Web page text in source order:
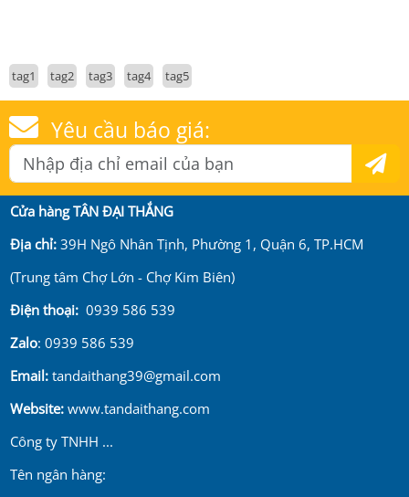
tag1 tag2 tag3 tag4 tag5
Yêu cầu báo giá:
Cửa hàng TÂN ĐẠI THẮNG
Địa chỉ:39H Ngô Nhân Tịnh, Phường 1, Quận 6, TP.HCM
(Trung tâm Chợ Lớn - Chợ Kim Biên)
Điện thoại: 0939 586 539
Zalo: 0939 586 539
Email:tandaithang39@gmail.com
Website:www.tandaithang.com
Công ty TNHH ...
Tên ngân hàng: